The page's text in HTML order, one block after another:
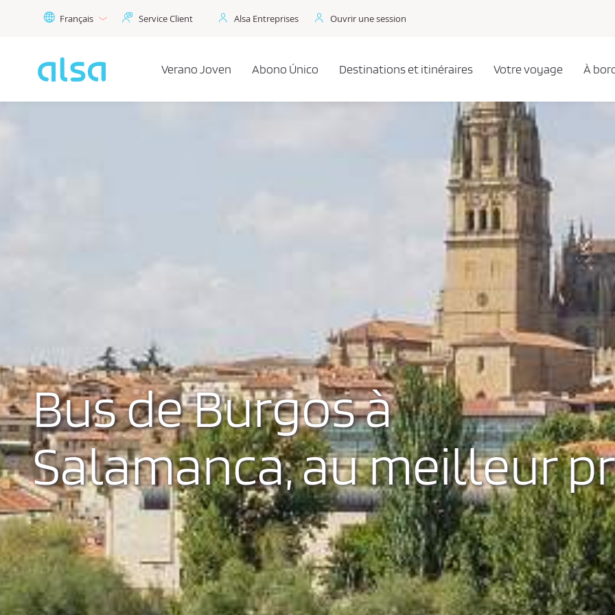
Saut au contenu principal
Français Service Client Alsa Entreprises Ouvrir une session
Verano Joven Abono Único Destinations et itinéraires Votre voyage À
Bus de Burgos à
Salamanca, au meilleur